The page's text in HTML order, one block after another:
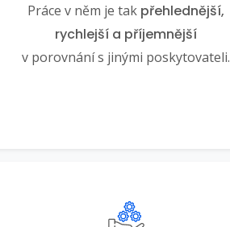
Práce v něm je tak přehlednější,
rychlejší a příjemnější
v porovnání s jinými poskytovateli.